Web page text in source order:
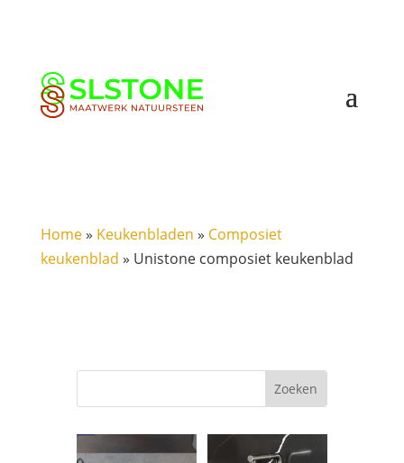
Home» Keukenbladen » Composiet
keukenblad » Unistone composiet keukenblad